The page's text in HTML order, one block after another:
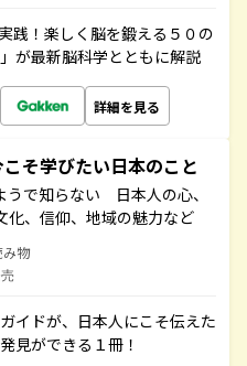
践！楽しく脳を鍛える５０の
が最新脳科学とともに解説
詳細を見る
そ学びたい日本のこと
うで知らない 日本人の心、
化、信仰、地域の魅力など
み物
イドが、日本人にこそ伝えた
見ができる１冊！